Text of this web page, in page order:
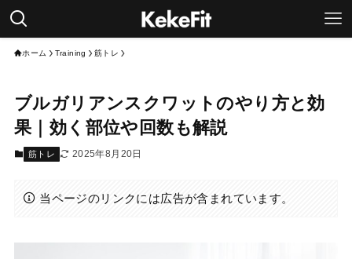
ホーム Training 筋トレ
ブルガリアンスクワットのやり方と効
果｜効く部位や回数も解説
筋トレ 2025年8月20日
当ページのリンクには広告が含まれています。